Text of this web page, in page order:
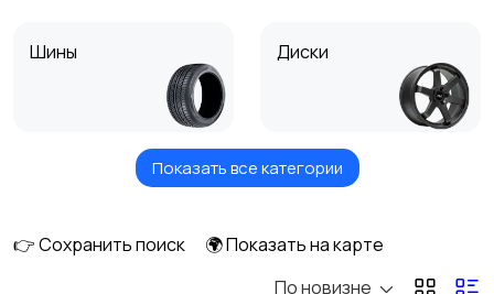
Шины Диски
Колеса в сборе Колпаки
Показать все категории
👉 Сохранить поиск
🌍 Показать на карте
По новизне